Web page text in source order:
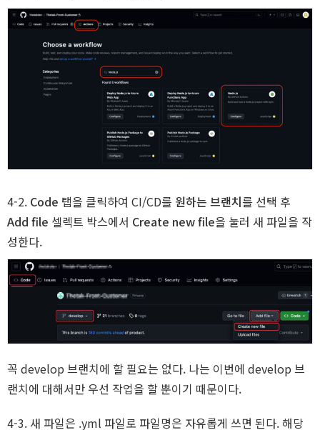
4-2. Code 탭을 클릭하여 CI/CD를 원하는 브랜치를 선택 후
Add file 셀렉트 박스에서 Create new file을 눌러 새 파일을 작
성한다.
꼭 develop 브랜치에 할 필요는 없다. 나는 이번에 develop 브
랜치에 대해서만 우선 작업을 할 뿐이기 때문이다.
4-3. 새 파일은 .yml 파일로 파일명은 자유롭게 쓰면 된다. 해당